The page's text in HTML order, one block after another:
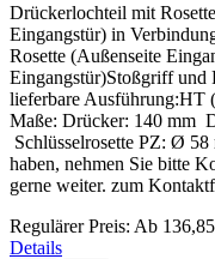
Drückerlochteil mit
Eingangstür) in
Rosette (Außenseite
Eingangstür)Stoßgriff und
lieferbare Ausführung:HT
Maße: Drücker: 140 mm
Schlüsselrosette PZ: Ø
haben, nehmen Sie bitte
gerne weiter. zum
Regulärer Preis: Ab
Details